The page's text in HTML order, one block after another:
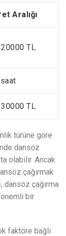
Aralığı
TL
TL
türüne göre
dansöz
olabilir. Ancak
çağırmak
dansöz çağırma
bir
faktöre bağlı